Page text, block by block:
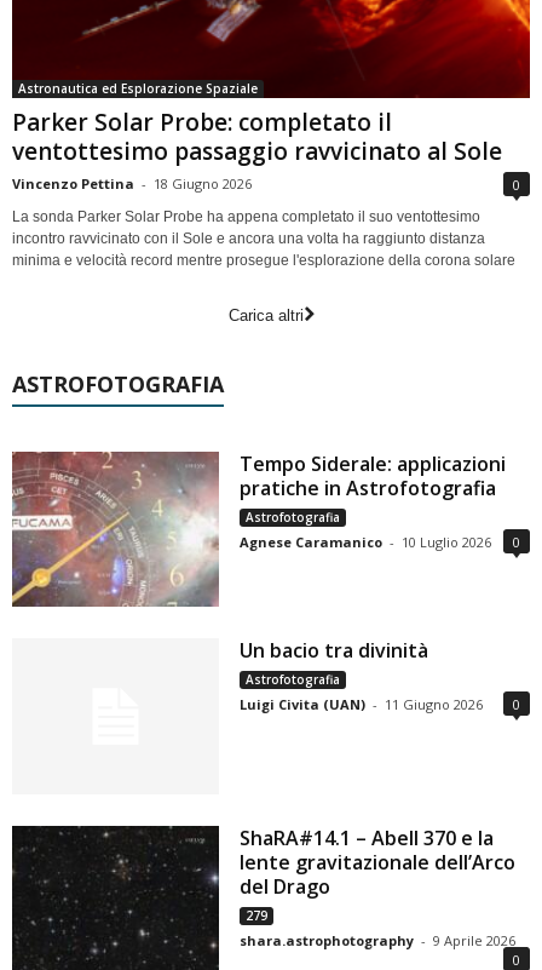
Astronautica ed Esplorazione Spaziale
Parker Solar Probe: completato il
ventottesimo passaggio ravvicinato al Sole
Vincenzo Pettina - 18 Giugno 2026 0
La sonda Parker Solar Probe ha appena completato il suo ventottesimo
incontro ravvicinato con il Sole e ancora una volta ha raggiunto distanza
minima e velocità record mentre prosegue l'esplorazione della corona solare
Carica altri
ASTROFOTOGRAFIA
Tempo Siderale: applicazioni
pratiche in Astrofotografia
Astrofotografia
Agnese Caramanico - 10 Luglio 2026 0
Un bacio tra divinità
Astrofotografia
Luigi Civita (UAN) - 11 Giugno 2026 0
ShaRA#14.1 – Abell 370 e la
lente gravitazionale dell’Arco
del Drago
279
shara.astrophotography - 9 Aprile 2026
0